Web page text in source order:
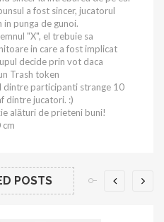
a fost sincer, jucatorul
punga de gunoi.
"X", el trebuie sa
in care a fost implicat
decide prin vot daca
Trash token
dintre participanti strange 10
dintre jucatori. :)
alături de prieteni buni!
cm
POSTS